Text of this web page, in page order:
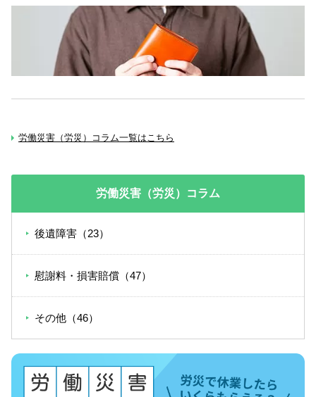
労働災害（労災）コラム一覧はこちら
労働災害（労災）コラム
後遺障害（23）
慰謝料・損害賠償（47）
その他（46）